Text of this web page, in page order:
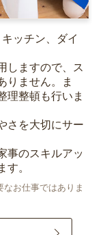
ッチン、ダイ
しますので、ス
りません。ま
理整頓も行いま
さを大切にサー
事のスキルアッ
す。
お仕事ではありま